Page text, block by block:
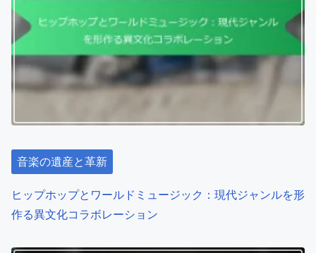
音楽の遺産と革新
ヒップホップとワールドミュージック：現代ジャンルを形
作る異文化コラボレーション